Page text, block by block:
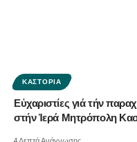
ΚΑΣΤΟΡΙΆ
Εὐχαριστίες γιά τήν
στήν Ἱερά Μητρόπολη